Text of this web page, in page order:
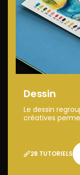
Dessin
Le dessin
créatives
28 TUTORIELS